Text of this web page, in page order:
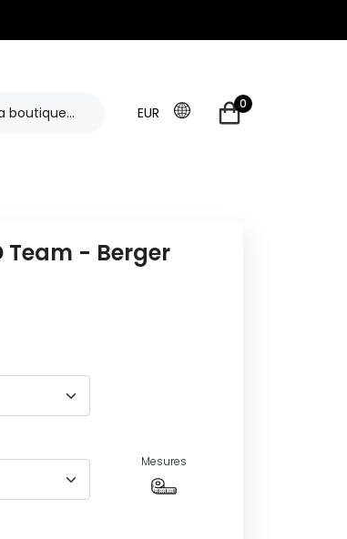
EUR
0
Team - Berger
Mesures